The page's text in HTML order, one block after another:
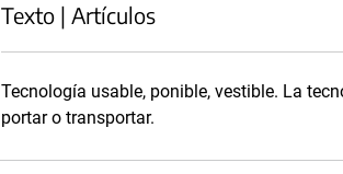
Texto | Artículos
Tecnología usable, ponible, vestible. La
portar o transportar.